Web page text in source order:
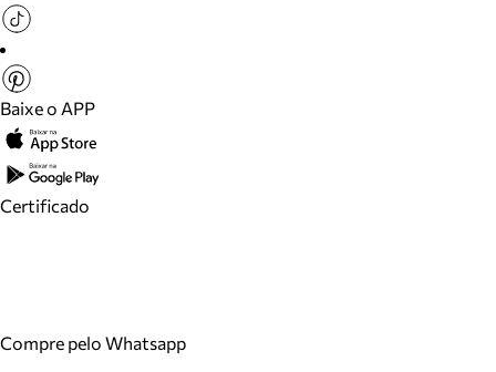
Baixe o APP
Certificado
Compre pelo Whatsapp